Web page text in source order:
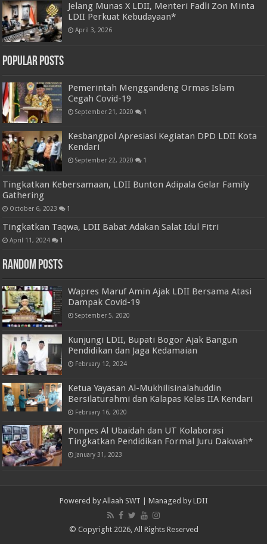
Jelang Munas X LDII, Menteri Fadli Zon Minta
LDII Perkuat Kebudayaan*
April 3, 2026
Popular Posts
Pemerintah Menggandeng Ormas Islam
Cegah Covid-19
September 21, 2020 1
Kesbangpol Apresiasi Kegiatan DPD LDII Kota
Kendari
September 22, 2020 1
Tingkatkan Kebersamaan, LDII Bunton Adipala Gelar Family
Gathering
October 6, 2023 1
Tingkatkan Taqwa, LDII Babat Adakan Salat Idul Fitri
April 11, 2024 1
Random Posts
Wapres Maruf Amin Ajak LDII Bersama Atasi
Dampak Covid-19
September 5, 2020
Kunjungi LDII, Bupati Bogor Ajak Bangun
Pendidikan dan Jaga Kedamaian
February 12, 2024
Ketua Yayasan Al-Mukhilisinalahuddin
Bersilaturahmi dan Kalapas Kelas IIA Kendari
February 16, 2020
Ponpes Al Ubaidah dan UT Kolaborasi
Tingkatkan Pendidikan Formal Juru Dakwah*
January 31, 2023
Powered by Allaah SWT | Managed by LDII
© Copyright 2026, All Rights Reserved